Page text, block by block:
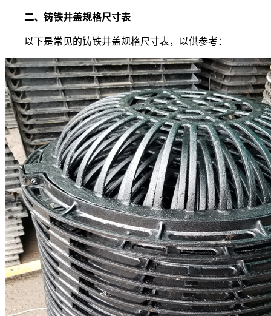
二、铸铁井盖规格尺寸表
以下是常见的铸铁井盖规格尺寸表，以供参考：